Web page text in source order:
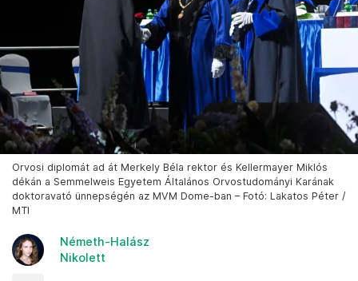
Orvosi diplomát ad át Merkely Béla rektor és Kellermayer Miklós
dékán a Semmelweis Egyetem Általános Orvostudományi Karának
doktoravató ünnepségén az MVM Dome-ban – Fotó: Lakatos Péter /
MTI
Németh-Halász
Nikolett